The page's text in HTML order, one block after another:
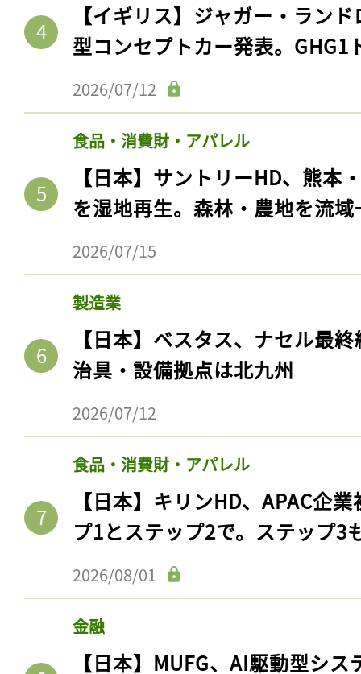
【イギリス】ジャガー・ラン
型コンセプトカー発表。GHG1
2026/07/12
食品・消費財・アパレル
【日本】サントリーHD、熊本
を湿地再生。森林・農地を流
2026/07/15
製造業
【日本】ベスタス、ナセル最
治具・設備拠点は北九州
2026/07/12
食品・消費財・アパレル
【日本】キリンHD、APAC企
プ1とステップ2で。ステップ3
2026/08/01
金融
【日本】MUFG、AI駆動型シ